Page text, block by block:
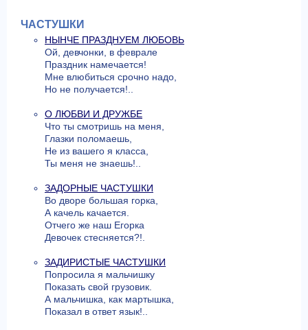
ЧАСТУШКИ
НЫНЧЕ ПРАЗДНУЕМ ЛЮБОВЬ
Ой, девчонки, в феврале
Праздник намечается!
Мне влюбиться срочно надо,
Но не получается!..
О ЛЮБВИ И ДРУЖБЕ
Что ты смотришь на меня,
Глазки поломаешь,
Не из вашего я класса,
Ты меня не знаешь!..
ЗАДОРНЫЕ ЧАСТУШКИ
Во дворе большая горка,
А качель качается.
Отчего же наш Егорка
Девочек стесняется?!.
ЗАДИРИСТЫЕ ЧАСТУШКИ
Попросила я мальчишку
Показать свой грузовик.
А мальчишка, как мартышка,
Показал в ответ язык!..